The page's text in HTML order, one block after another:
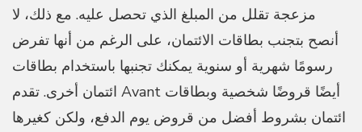
مزعجة تقلل من المبلغ الذي تحصل عليه. مع ذلك، لا
أنصح بتجنب بطاقات الائتمان، على الرغم من أنها تفرض
رسومًا شهرية أو سنوية يمكنك تجنبها باستخدام بطاقات
ائتمان أخرى. تقدم Avant أيضًا قروضًا شخصية وبطاقات
ائتمان بشروط أفضل من قروض يوم الدفع، ولكن كغيرها